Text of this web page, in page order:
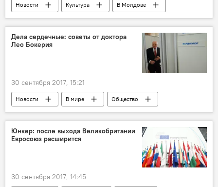
Новости Культура
В Молдове
Общество
Кишинев
конкурс
Новости Кишинева
Дела сердечные: советы от доктора
Лео Бокерия
30 сентября 2017, 15:21
Новости В мире
Общество
Лео Бокерия
сердце советы
Юнкер: после выхода Великобритании
Евросоюз расширится
30 сентября 2017, 14:45